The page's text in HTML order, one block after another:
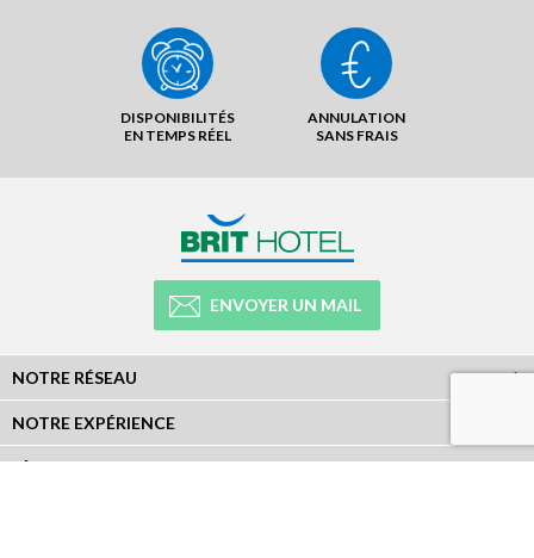
DISPONIBILITÉS
EN TEMPS RÉEL
ANNULATION
SANS FRAIS
ENVOYER UN MAIL
NOTRE RÉSEAU
NOTRE EXPÉRIENCE
LÉGAL